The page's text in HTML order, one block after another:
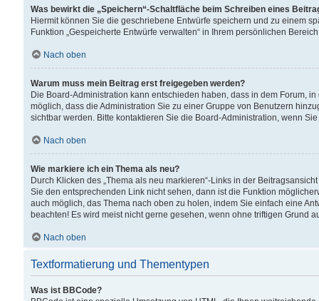
Was bewirkt die „Speichern“-Schaltfläche beim Schreiben eines
Hiermit können Sie die geschriebene Entwürfe speichern und zu einem
Funktion „Gespeicherte Entwürfe verwalten“ in Ihrem persönlichen
Nach oben
Warum muss mein Beitrag erst freigegeben werden?
Die Board-Administration kann entschieden haben, dass in dem Forum,
möglich, dass die Administration Sie zu einer Gruppe von Benutzern
sichtbar werden. Bitte kontaktieren Sie die Board-Administration, wenn
Nach oben
Wie markiere ich ein Thema als neu?
Durch Klicken des „Thema als neu markieren“-Links in der
Sie den entsprechenden Link nicht sehen, dann ist die Funktion
auch möglich, das Thema nach oben zu holen, indem Sie einfach eine
beachten! Es wird meist nicht gerne gesehen, wenn ohne triftigen Grund
Nach oben
Textformatierung und Thementypen
Was ist BBCode?